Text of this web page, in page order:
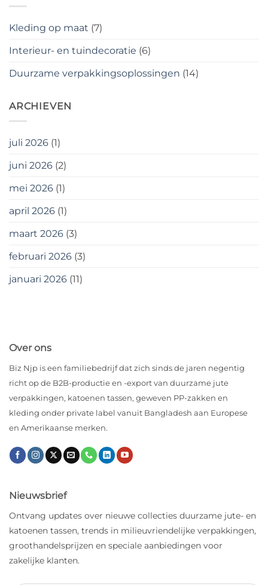
Kleding op maat (7)
Interieur- en tuindecoratie (6)
Duurzame verpakkingsoplossingen (14)
ARCHIEVEN
juli 2026 (1)
juni 2026 (2)
mei 2026 (1)
april 2026 (1)
maart 2026 (3)
februari 2026 (3)
januari 2026 (11)
Over ons
Biz Njp is een familiebedrijf dat zich sinds de jaren negentig
richt op de B2B-productie en -export van duurzame jute
verpakkingen, katoenen tassen, geweven PP-zakken en
kleding onder private label vanuit Bangladesh aan Europese
en Amerikaanse merken.
Nieuwsbrief
Ontvang updates over nieuwe collecties duurzame jute- en
katoenen tassen, trends in milieuvriendelijke verpakkingen,
groothandelsprijzen en speciale aanbiedingen voor
zakelijke klanten.